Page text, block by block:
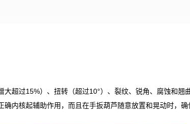
大超过15%）、扭转（超过10°）、裂纹、锐角、腐蚀和翘曲
内核起辅助作用，而且在手扳葫芦随意放置和晃动时，确